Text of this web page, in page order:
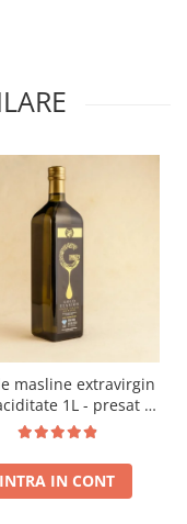
masline extravirgin
1L - presat la
RECOLTA NOUA
INTRA IN CONT